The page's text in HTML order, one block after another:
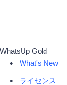
WhatsUp Gold
What's New
ライセンス